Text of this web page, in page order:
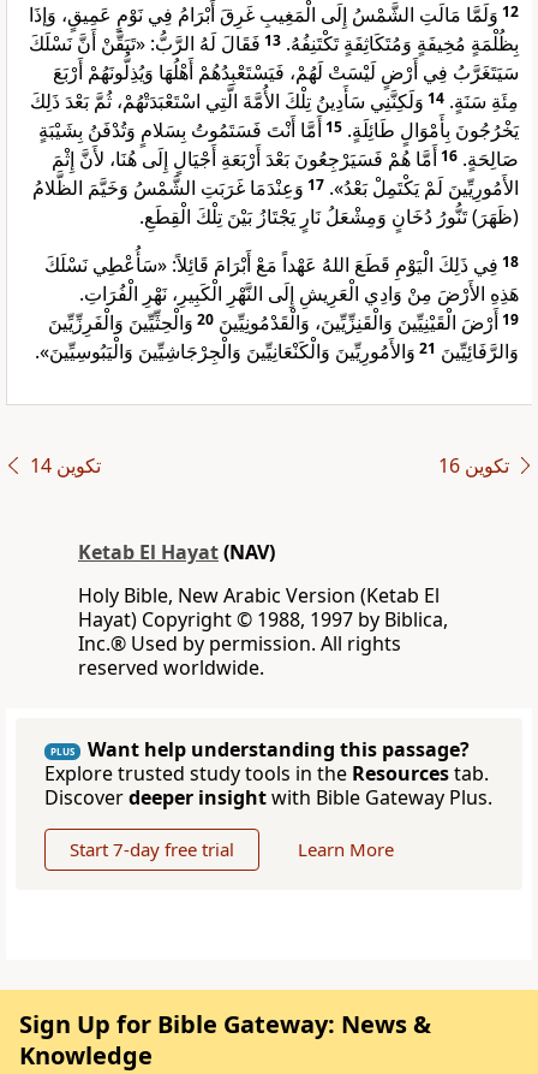
12 وَلَمَّا مَالَتِ الشَّمْسُ إِلَى الْمَغِيبِ غَرِقَ أَبْرَامُ فِي نَوْمٍ عَمِيقٍ، وَإذَا
بِظُلْمَةٍ مُخِيفَةٍ وَمُتَكَاثِفَةٍ تَكْتَنِفُهُ. 13 فَقَالَ لَهُ الرَّبُّ: «تَيَقَّنْ أَنَّ نَسْلَكَ
سَيَتَغَرَّبُ فِي أَرْضٍ لَيْسَتْ لَهُمْ، فَيَسْتَعْبِدُهُمْ أَهْلُهَا وَيُذِلُّونَهُمْ أَرْبَعَ
مِئَةِ سَنَةٍ. 14 وَلَكِنَّنِي سَأَدِينُ تِلْكَ الأُمَّةَ الَّتِي اسْتَعْبَدَتْهُمْ، ثُمَّ بَعْدَ ذَلِكَ
يَخْرُجُونَ بِأَمْوَالٍ طَائِلَةٍ. 15أَمَّا أَنْتَ فَسَتَمُوتُ بِسَلامٍ وَتُدْفَنُ بِشَيْبَةٍ
صَالِحَةٍ. 16أَمَّا هُمْ فَسَيَرْجِعُونَ بَعْدَ أَرْبَعَةِ أَجْيَالٍ إِلَى هُنَا، لأَنَّ إِثْمَ
الأَمُورِيِّينَ لَمْ يَكْتَمِلْ بَعْدُ». 17 وَعِنْدَمَا غَرَبَتِ الشَّمْسُ وَخَيَّمَ الظَّلامُ
(ظَهَرَ) تَنُّورُ دُخَانٍ وَمِشْعَلُ نَارٍ يَجْتَازُ بَيْنَ تِلْكَ الْقِطَعِ.
18 فِي ذَلِكَ الْيَوْمِ قَطَعَ اللهُ عَهْداً مَعْ أَبْرَامَ قَائِلاً: «سَأُعْطِي نَسْلَكَ
هَذِهِ الأَرْضَ مِنْ وَادِي الْعَرِيشِ إِلَى النَّهْرِ الْكَبِيرِ، نَهْرِ الْفُرَاتِ.
19أَرْضَ الْقَيْنِيِّينَ وَالْقَنِزِّيِّينَ، وَالْقَدْمُونِيِّينَ 20 وَالْحِثِّيِّينَ وَالْفَرِزِّيِّينَ
وَالرَّفَائِيِّينَ 21 وَالأَمُورِيِّينَ وَالْكَنْعَانِيِّينَ وَالْجِرْجَاشِيِّينَ وَالْيَبُوسِيِّينَ».
ﺗﻜﻮﻳﻦ 14 ﺗﻜﻮﻳﻦ 16
Ketab El Hayat(NAV)
Holy Bible, New Arabic Version (Ketab El
Hayat) Copyright © 1988, 1997 by Biblica,
Inc.® Used by permission. All rights
reserved worldwide.
PLUS
Want help understanding this passage?
Explore trusted study tools in the Resourcestab.
Discoverdeeper insightwith Bible Gateway Plus.
Start 7-day free trial Learn More
Sign Up for Bible Gateway: News &
Knowledge